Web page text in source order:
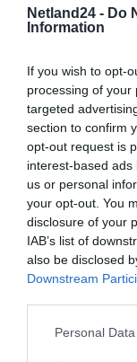
Netland24 - Do
Information
If you wish to opt-
processing of your
targeted
section to confirm
opt-out request is
interest-based
us or personal
your opt-out. You
disclosure of your
IAB’s list of
also be disclosed
Downstream
Personal
Opis
Dell PowerEdge
nowoczesnych
wydajne
solidnej obudowie
zakresie jakości.
obciążenia, dzięki